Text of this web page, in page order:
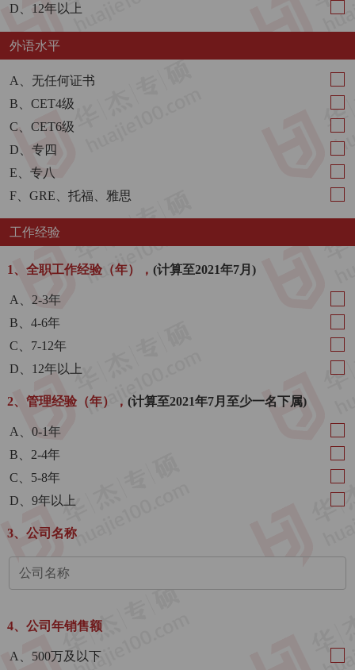
D、12年以上
外语水平
A、无任何证书
B、CET4级
C、CET6级
D、专四
E、专八
F、GRE、托福、雅思
工作经验
1、全职工作经验（年）， (计算至2021年7月)
A、2-3年
B、4-6年
C、7-12年
D、12年以上
2、管理经验（年）， (计算至2021年7月至少一名下属)
A、0-1年
B、2-4年
C、5-8年
D、9年以上
3、公司名称
4、公司年销售额
A、500万及以下